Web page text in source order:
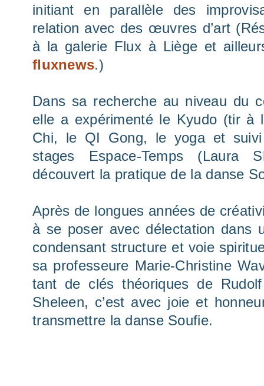
initiant en parallèle des
relation avec des œuvres d’art
à la galerie Flux à Liège et
fluxnews.)
Dans sa recherche au niveau du
elle a expérimenté le Kyudo (tir à
Chi, le QI Gong, le yoga et
stages Espace-Temps (Laura
découvert la pratique de la danse
Après de longues années de
à se poser avec délectation dans
condensant structure et voie
sa professeure Marie-Christine
tant de clés théoriques de
Sheleen, c’est avec joie et
transmettre la danse Soufie.